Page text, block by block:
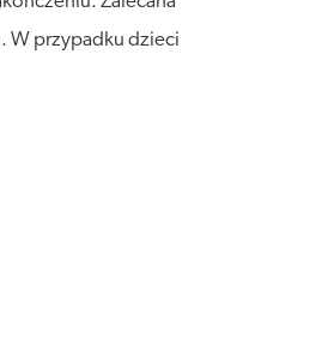
W przypadku dzieci